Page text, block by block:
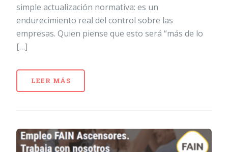
simple actualización normativa: es un
endurecimiento real del control sobre las
empresas. Quien piense que esto será “más de lo
[…]
LEER MÁS